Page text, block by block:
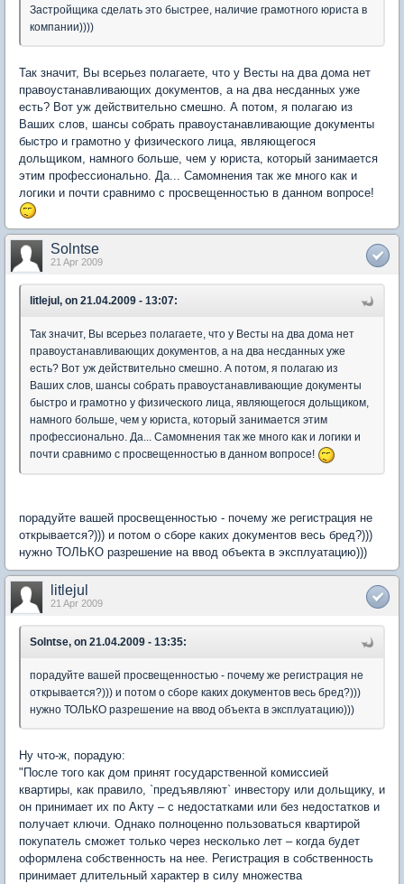
Застройщика сделать это быстрее, наличие грамотного юриста в
компании))))
Так значит, Вы всерьез полагаете, что у Весты на два дома нет
правоустанавливающих документов, а на два несданных уже
есть? Вот уж действительно смешно. А потом, я полагаю из
Ваших слов, шансы собрать правоустанавливающие документы
быстро и грамотно у физического лица, являющегося
дольщиком, намного больше, чем у юриста, который занимается
этим профессионально. Да... Самомнения так же много как и
логики и почти сравнимо с просвещенностью в данном вопросе!
Solntse
21 Apr 2009
litlejul, on 21.04.2009 - 13:07:
Так значит, Вы всерьез полагаете, что у Весты на два дома нет
правоустанавливающих документов, а на два несданных уже
есть? Вот уж действительно смешно. А потом, я полагаю из
Ваших слов, шансы собрать правоустанавливающие документы
быстро и грамотно у физического лица, являющегося дольщиком,
намного больше, чем у юриста, который занимается этим
профессионально. Да... Самомнения так же много как и логики и
почти сравнимо с просвещенностью в данном вопросе!
порадуйте вашей просвещенностью - почему же регистрация не
открывается?))) и потом о сборе каких документов весь бред?)))
нужно ТОЛЬКО разрешение на ввод объекта в эксплуатацию)))
litlejul
21 Apr 2009
Solntse, on 21.04.2009 - 13:35:
порадуйте вашей просвещенностью - почему же регистрация не
открывается?))) и потом о сборе каких документов весь бред?)))
нужно ТОЛЬКО разрешение на ввод объекта в эксплуатацию)))
Ну что-ж, порадую:
"После того как дом принят государственной комиссией
квартиры, как правило, `предъявляют` инвестору или дольщику, и
он принимает их по Акту – с недостатками или без недостатков и
получает ключи. Однако полноценно пользоваться квартирой
покупатель сможет только через несколько лет – когда будет
оформлена собственность на нее. Регистрация в собственность
принимает длительный характер в силу множества